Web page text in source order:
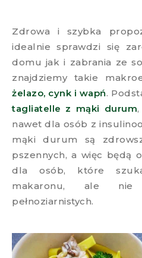
Zdrowa i szybka
idealnie sprawdzi się
domu jak i zabrania ze
znajdziemy takie
żelazo, cynk i wapń.
tagliatelle z mąki durum
nawet dla osób z
mąki durum są
pszennych, a więc będą
dla osób, które
makaronu, ale nie
pełnoziarnistych.